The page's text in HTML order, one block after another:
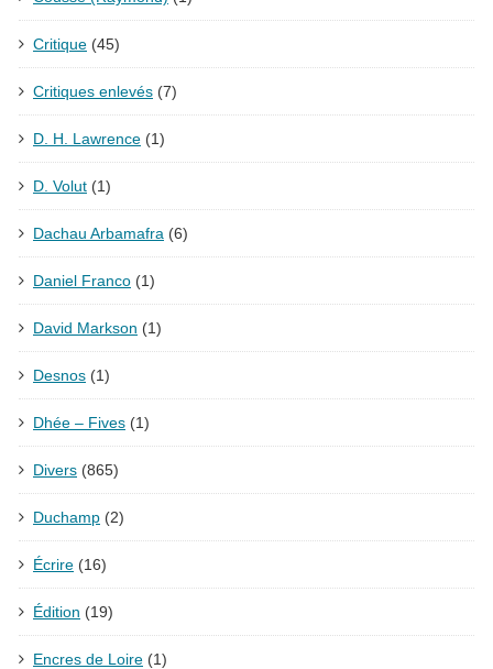
Critique (45)
Critiques enlevés (7)
D. H. Lawrence (1)
D. Volut (1)
Dachau Arbamafra (6)
Daniel Franco (1)
David Markson (1)
Desnos (1)
Dhée – Fives (1)
Divers (865)
Duchamp (2)
Écrire (16)
Édition (19)
Encres de Loire (1)